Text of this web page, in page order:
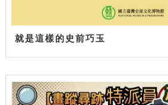
就是這樣的史前巧玉